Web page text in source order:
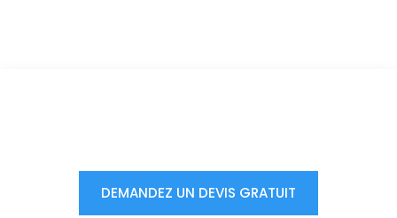
DEMANDEZ UN DEVIS GRATUIT